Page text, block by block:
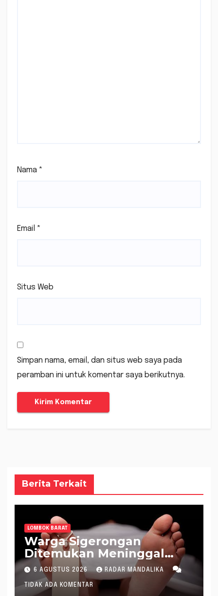
Nama *
Email *
Situs Web
Simpan nama, email, dan situs web saya pada
peramban ini untuk komentar saya berikutnya.
Berita Terkait
LOMBOK BARAT
Warga Sigerongan
Ditemukan Meninggal
saat Setrum Ikan di
Sungai
6 AGUSTUS 2026 RADAR MANDALIKA
TIDAK ADA KOMENTAR